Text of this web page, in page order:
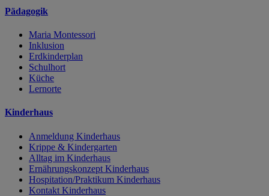
Pädagogik
Maria Montessori
Inklusion
Erdkinderplan
Schulhort
Küche
Lernorte
Kinderhaus
Anmeldung Kinderhaus
Krippe & Kindergarten
Alltag im Kinderhaus
Ernährungskonzept Kinderhaus
Hospitation/Praktikum Kinderhaus
Kontakt Kinderhaus